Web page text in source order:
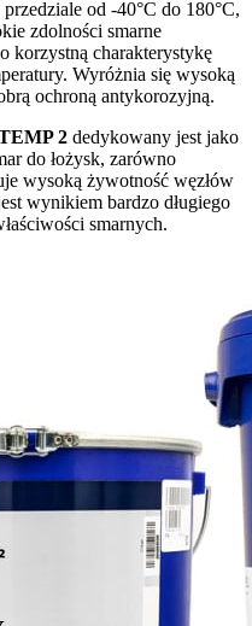
od -40°C do 180°C,
zdolności smarne
korzystną charakterystykę
Wyróżnia się wysoką
ochroną antykorozyjną.
2 dedykowany jest jako
do łożysk, zarówno
wysoką żywotność węzłów
wynikiem bardzo długiego
smarnych.